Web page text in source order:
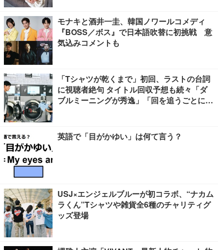
モナキと酒井一圭、韓国ノワールコメディ
『BOSS／ボス』で日本語吹替に初挑戦 意
気込みコメントも
「Tシャツが乾くまで」初回、ラストの台詞
に視聴者絶句 タイトル回収予想も続々「ダ
ブルミーニングが秀逸」「回を追うごとに意
英語で「目がかゆい」は何て言う？
USJ×エンジェルブルーが初コラボ、“ナカム
ラくん”Tシャツや雑貨全6種のチャリティグ
ッズ登場